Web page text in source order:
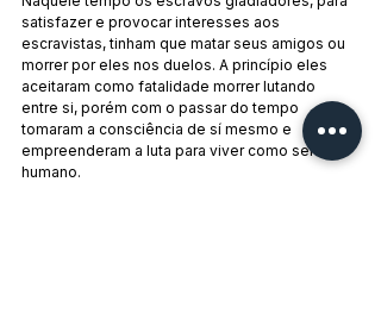
satisfazer e provocar interesses aos
escravistas, tinham que matar seus amigos ou
morrer por eles nos duelos. A princípio eles
aceitaram como fatalidade morrer lutando
entre si, porém com o passar do tempo
tomaram a consciência de sí mesmo e
empreenderam a luta para viver como ser
humano.